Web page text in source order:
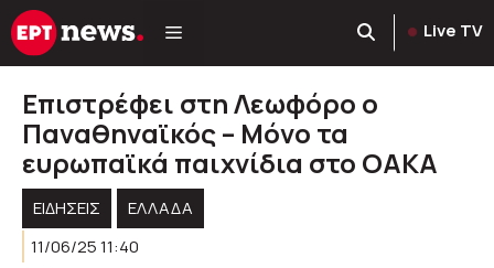
Μετάβαση
σε
Live TV
Επιστρέφει στη Λεωφόρο ο
Παναθηναϊκός – Μόνο τα
ευρωπαϊκά παιχνίδια στο ΟΑΚΑ
ΕΙΔΗΣΕΙΣ
ΕΛΛΑΔΑ
11/06/25 11:40